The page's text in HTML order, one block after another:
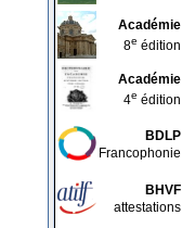
Académie
8e édition
Académie
4e édition
BDLP
Francophonie
BHVF
attestations